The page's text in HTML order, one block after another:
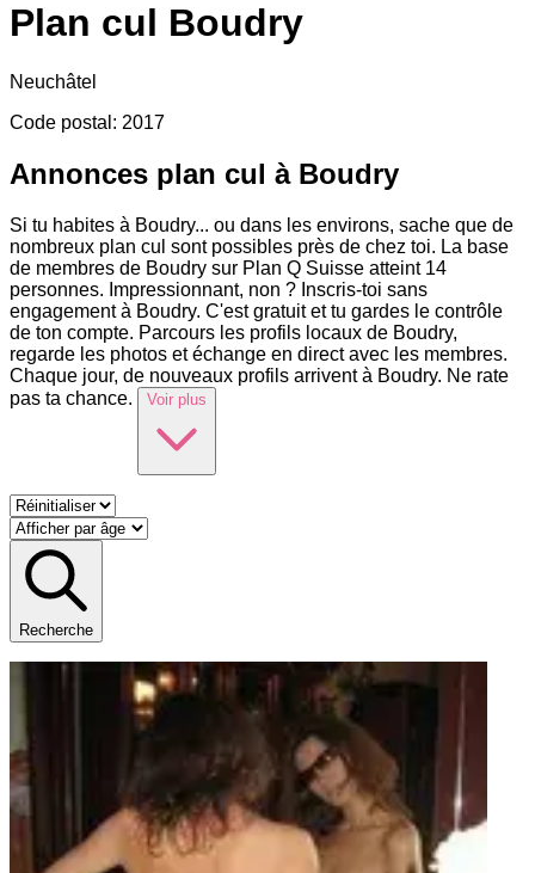
Plan cul Boudry
Neuchâtel
Code postal : 2017
Annonces plan cul à Boudry
Si tu habites à Boudry... ou dans les environs, sache que de
nombreux plan cul sont possibles près de chez toi. La base
de membres de Boudry sur Plan Q Suisse atteint 14
personnes. Impressionnant, non ? Inscris-toi sans
engagement à Boudry. C'est gratuit et tu gardes le contrôle
de ton compte. Parcours les profils locaux de Boudry,
regarde les photos et échange en direct avec les membres.
Chaque jour, de nouveaux profils arrivent à Boudry. Ne rate
pas ta chance.
Voir plus
Recherche